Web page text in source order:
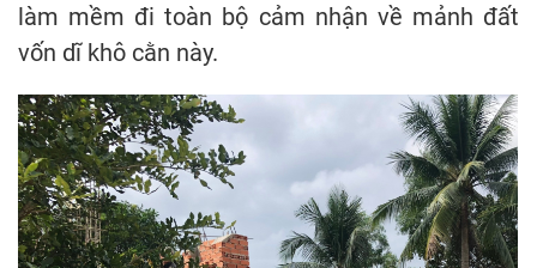
làm mềm đi toàn bộ cảm nhận về mảnh đất
vốn dĩ khô cằn này.